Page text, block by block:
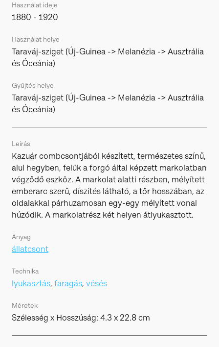
Használat ideje
1880 - 1920
Használat helye
Taraváj-sziget (Új-Guinea -> Melanézia -> Ausztrália
és Óceánia)
Gyűjtés helye
Taraváj-sziget (Új-Guinea -> Melanézia -> Ausztrália
és Óceánia)
Leírás
Kazuár combcsontjából készített, természetes színű,
alul hegyben, felük a forgó által képzett markolatban
végződő eszköz. A markolat alatti részben, mélyített
emberarc szerű, díszítés látható, a tőr hosszában, az
oldalakkal párhuzamosan egy-egy mélyített vonal
húzódik. A markolatrész két helyen átlyukasztott.
Anyag
állatcsont
Technika
lyukasztás, faragás, vésés
Méretek
Szélesség x Hosszúság: 4.3 x 22.8 cm